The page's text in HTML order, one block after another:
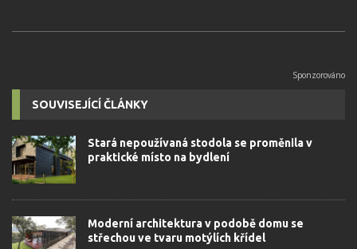
SOUVISEJÍCÍ ČLÁNKY
Stará nepoužívaná stodola se proměnila v
praktické místo na bydlení
Moderní architektura v podobě domu se
střechou ve tvaru motýlích křídel